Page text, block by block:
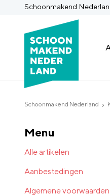
Schoonmakend
Schoonmakend Nederland
Menu
Alle artikelen
Aanbestedingen
Algemene voorwaarden